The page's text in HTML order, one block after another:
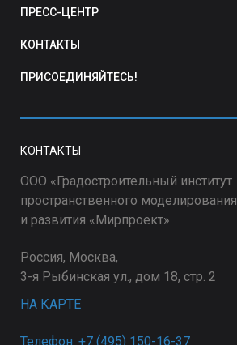
ПРЕСС-ЦЕНТР
КОНТАКТЫ
ПРИСОЕДИНЯЙТЕСЬ!
КОНТАКТЫ
ООО «Градостроительный институт
пространственного моделирования
и развития «Мирпроект»
Россия, Москва,
3-я Рыбинская ул., дом 18, стр. 2
НА КАРТЕ
Телефон: +7 (495) 150-16-37